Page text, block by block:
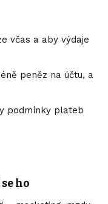
včas a aby výdaje
peněz na účtu, a
podmínky plateb
ho